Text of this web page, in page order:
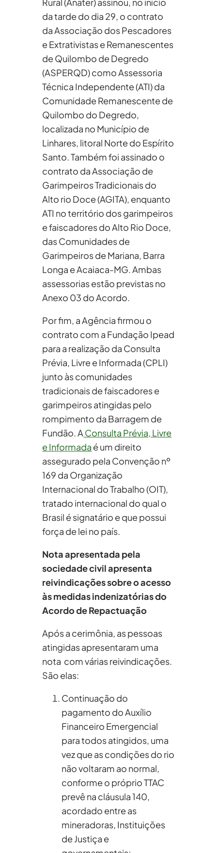
da tarde do dia 29, o contrato
da Associação dos Pescadores
e Extrativistas e Remanescentes
de Quilombo de Degredo
(ASPERQD) como Assessoria
Técnica Independente (ATI) da
Comunidade Remanescente de
Quilombo do Degredo,
localizada no Município de
Linhares, litoral Norte do Espírito
Santo. Também foi assinado o
contrato da Associação de
Garimpeiros Tradicionais do
Alto rio Doce (AGITA), enquanto
ATI no território dos garimpeiros
e faiscadores do Alto Rio Doce,
das Comunidades de
Garimpeiros de Mariana, Barra
Longa e Acaiaca-MG. Ambas
assessorias estão previstas no
Anexo 03 do Acordo.
Por fim, a Agência firmou o
contrato com a Fundação Ipead
para a realização da Consulta
Prévia, Livre e Informada (CPLI)
junto às comunidades
tradicionais de faiscadores e
garimpeiros atingidas pelo
rompimento da Barragem de
Fundão. AConsulta Prévia, Livre
e Informada é um direito
assegurado pela Convenção nº
169 da Organização
Internacional do Trabalho (OIT),
tratado internacional do qual o
Brasil é signatário e que possui
força de lei no país.
Nota apresentada pela
sociedade civil apresenta
reivindicações sobre o acesso
às medidas indenizatórias do
Acordo de Repactuação
Após a cerimônia, as pessoas
atingidas apresentaram uma
nota com várias reivindicações.
São elas:
Continuação do
pagamento do Auxílio
Financeiro Emergencial
para todos atingidos, uma
vez que as condições do rio
não voltaram ao normal,
conforme o próprio TTAC
prevê na cláusula 140,
acordado entre as
mineradoras, Instituições
de Justiça e